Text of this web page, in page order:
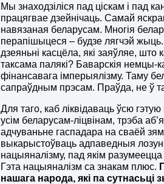
Мы знаходзіліся пад ціскам і пад
працягвае дзейнічаць. Самай
навязаная беларусам. Многія
перапішыцеся – будзе лягчэй жыць.
дзеяньні касцёла, які заяўляе, што
таксама палякі? Баварскія немцы-
фінансавага імперыялізму. Таму
сапраўдным прэсам. Праўда, не ў
Для таго, каб ліквідаваць ўсю
усім беларусам-ліцвінам, трэба
адчуваньне гаспадара на сваёй
выкарыстоўваць адпаведныя
нацыяналізму, пад якім
Гэта нацыяналізм са знакам плюс.
нашага народа, які па сутнасьці з